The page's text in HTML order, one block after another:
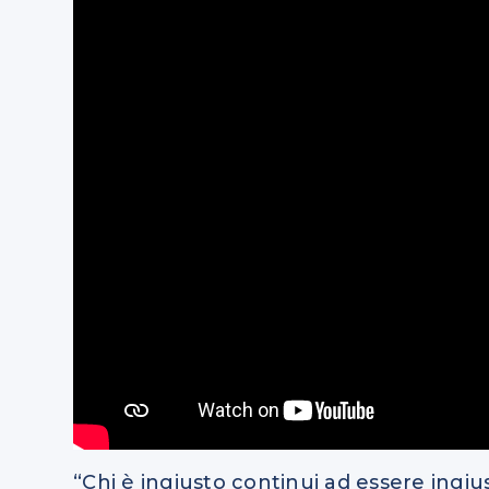
“Chi è ingiusto continui ad essere